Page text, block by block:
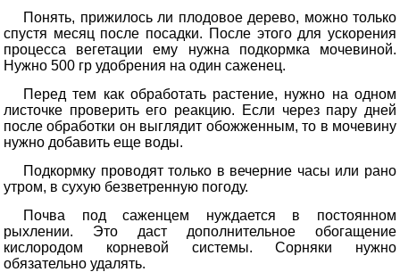
Понять, прижилось ли плодовое дерево, можно только
спустя месяц после посадки. После этого для ускорения
процесса вегетации ему нужна подкормка мочевиной.
Нужно 500 гр удобрения на один саженец.
Перед тем как обработать растение, нужно на одном
листочке проверить его реакцию. Если через пару дней
после обработки он выглядит обожженным, то в мочевину
нужно добавить еще воды.
Подкормку проводят только в вечерние часы или рано
утром, в сухую безветренную погоду.
Почва под саженцем нуждается в постоянном
рыхлении. Это даст дополнительное обогащение
кислородом корневой системы. Сорняки нужно
обязательно удалять.